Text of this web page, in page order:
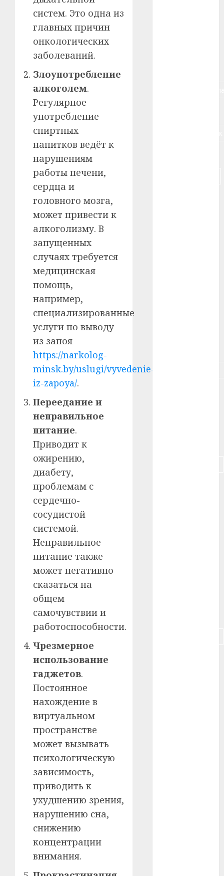
систем. Это одна из
главных причин
онкологических
заболеваний.
Злоупотребление
алкоголем.
Регулярное
употребление
спиртных
напитков ведёт к
нарушениям
работы печени,
сердца и
головного мозга,
может привести к
алкоголизму. В
запущенных
случаях требуется
медицинская
помощь,
например,
специализированные
услуги по выводу
из запоя
https://narkolog-
minsk.by/uslugi/vyvedenie-
iz-zapoya/.
Переедание и
неправильное
питание.
Приводит к
ожирению,
диабету,
проблемам с
сердечно-
сосудистой
системой.
Неправильное
питание также
может негативно
сказаться на
общем
самочувствии и
работоспособности.
Чрезмерное
использование
гаджетов.
Постоянное
нахождение в
виртуальном
пространстве
может вызывать
психологическую
зависимость,
приводить к
ухудшению зрения,
нарушению сна,
снижению
концентрации
внимания.